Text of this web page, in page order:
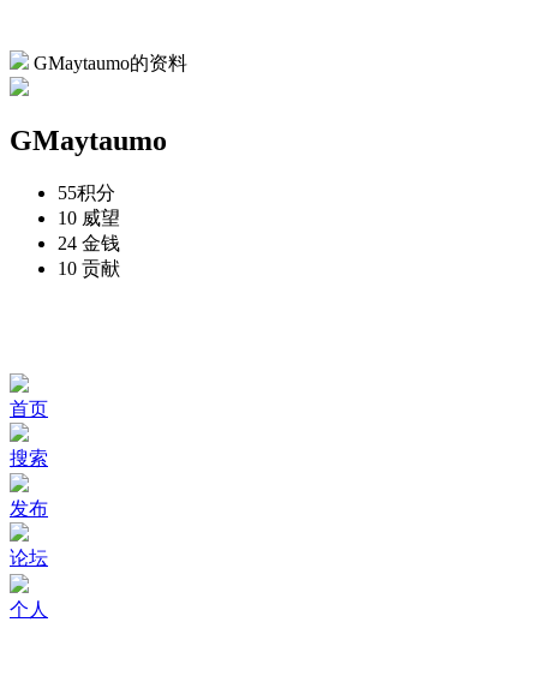
GMaytaumo的资料
GMaytaumo
55积分
10 威望
24 金钱
10 贡献
首页
搜索
发布
论坛
个人